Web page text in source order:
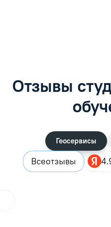
Отзывы
Геосервисы
Всеотзывы